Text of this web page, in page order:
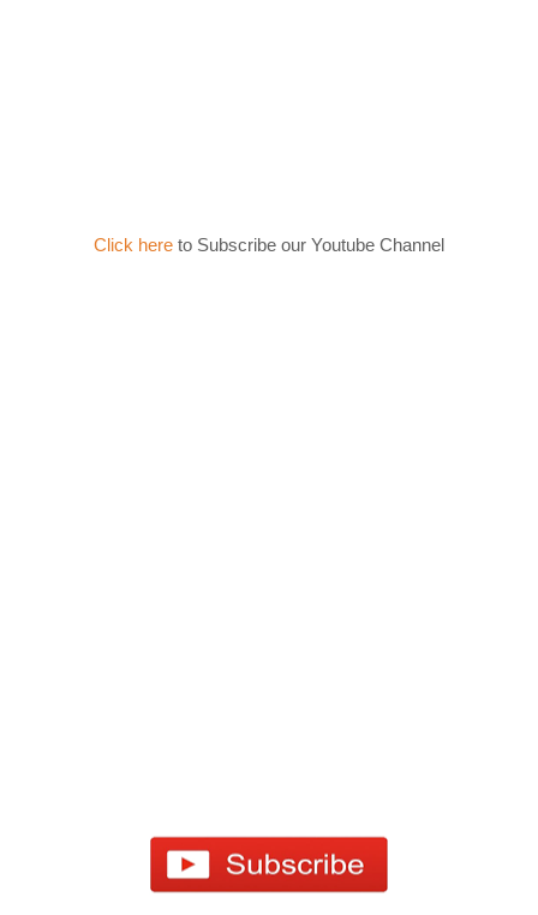
Click here to Subscribe our Youtube Channel